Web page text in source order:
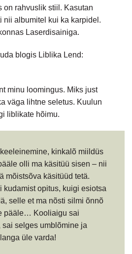
on rahvuslik stiil. Kasutan
nii albumitel kui ka karpidel.
Laserdisainiga.
blogis Liblika Lend:
minu loomingus. Miks just
väga lihtne seletus. Kuulun
liblikate hõimu.
kinkalõ miildüs
olli ma käsitüü sisen – nii
mõistsõva käsitüüd tetä.
kudamist opitus, kuigi esiotsa
selle et ma nõsti silmi õnnõ
pääle… Kooliaigu sai
selges umblõmine ja
üle varda!